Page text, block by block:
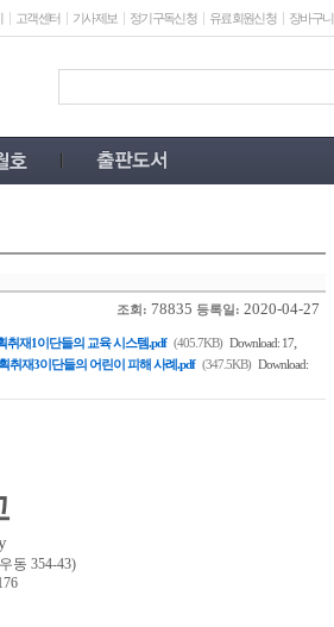
고객센터 기사제보 정기구독신청 유료회원신청 장바구니
조회: 78835 등록일: 2020-04-27
취재1이단들의 교육 시스템.pdf (405.7KB) Download: 17,
취재3이단들의 어린이 피해 사례.pdf (347.5KB) Download:
동 354-43)